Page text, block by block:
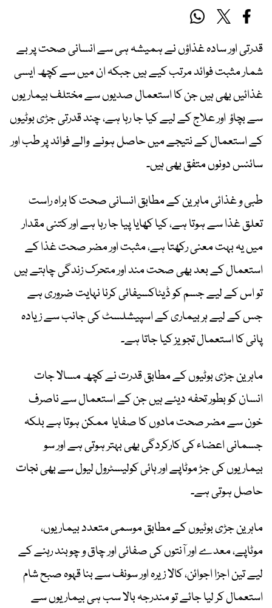
قدرتی اور سادہ غذاؤں نے ہمیشہ ہی سے انسانی صحت پر بے
شمار مثبت فوائد مرتب کیے ہیں جبکہ ان میں سے کچھ ایسی
غذائیں بھی ہیں جن کا استعمال صدیوں سے مختلف بیماریوں
سے بچاؤ اور علاج کے لیے کیا جا رہا ہے، چند قدرتی جڑی بوٹیوں
کے استعمال کے نتیجے میں حاصل ہونے والے فوائد پر طب اور
سائنس دونوں متفق بھی ہیں۔
طبی و غذائی ماہرین کے مطابق انسانی صحت کا براہ راست
تعلق غذا سے ہوتا ہے، کیا کھایا پیا جا رہا ہے اور کتنی مقدار
میں یہ بہت معنی رکھتا ہے، مثبت اور مضر صحت غذا کے
استعمال کے بعد بھی صحت مند اور متحرک زندگی چاہتے ہیں
تو اس کے لیے جسم کو ڈیٹاکسیفائی کرنا نہایت ضروری ہے
جس کے لیے ہر بیماری کے اسپیشلسٹ کی جانب سے زیادہ
پانی کا استعمال تجویز کیا جاتا ہے۔
ماہرین جڑی بوٹیوں کے مطابق قدرت نے کچھ مسالا جات
انسان کو بطور تحفہ دیئے ہیں جن کے استعمال سے ناصرف
خون سے مضر صحت مادوں کا صفایا ممکن ہوتا ہے بلکہ
جسمانی اعضاء کی کارکردگی بھی بہتر ہوتی ہے اور سو
بیماریوں کی جڑ موٹاپے اور ہائی کولیسٹرول لیول سے بھی نجات
حاصل ہوتی ہے۔
ماہرین جڑی بوٹیوں کے مطابق موسمی متعدد بیماریوں،
موٹاپے، معدے اور آنتوں کی صفائی اور چاق و چوبند رہنے کے
لیے تین اجزا اجوائن، کالا زیرہ اور سونف سے بنا قہوہ صبح شام
استعمال کر لیا جائے تو مندرجہ بالا سب ہی بیماریوں سے